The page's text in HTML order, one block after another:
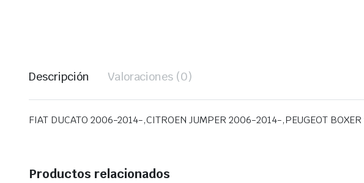
Descripción Valoraciones (0)
FIAT DUCATO 2006-2014-,CITROEN JUMPER 2006-2014-,PEUGEOT
Productos relacionados